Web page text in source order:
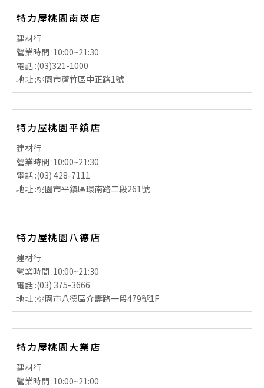
特力屋桃園南崁店
建材行
營業時間 :10:00~21:30
電話 :(03)321-1000
地址 :桃園市蘆竹區中正路1號
特力屋桃園平鎮店
建材行
營業時間 :10:00~21:30
電話 :(03) 428-7111
地址 :桃園市平鎮區環南路二段261號
特力屋桃園八德店
建材行
營業時間 :10:00~21:30
電話 :(03) 375-3666
地址 :桃園市八德區介壽路一段479號1F
特力屋桃園大業店
建材行
營業時間 :10:00~21:00